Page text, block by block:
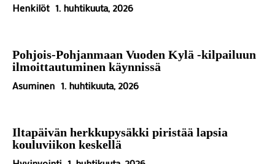
Henkilöt 1. huhtikuuta, 2026
Pohjois-Pohjanmaan Vuoden Kylä -kilpailuun
ilmoittautuminen käynnissä
Asuminen 1. huhtikuuta, 2026
Iltapäivän herkkupysäkki piristää lapsia
kouluviikon keskellä